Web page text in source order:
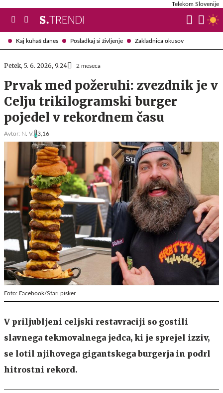
Kaj kuhaš danes Posladkaj si življenje Zakladnica okusov
Telekom Slovenije
Petek, 5. 6. 2026, 9.24 2 meseca
Prvak med požeruhi: zvezdnik je v
Celju trikilogramski burger
pojedel v rekordnem času
Avtor: N. V. 3,16
Foto: Facebook/Stari pisker
V priljubljeni celjski restavraciji so gostili
slavnega tekmovalnega jedca, ki je sprejel izziv,
se lotil njihovega gigantskega burgerja in podrl
hitrostni rekord.